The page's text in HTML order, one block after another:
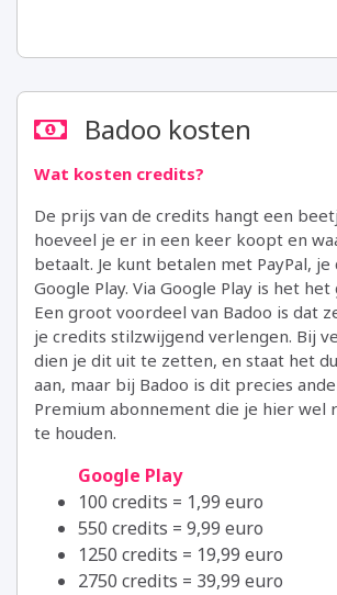
Badoo kosten
Wat kosten credits?
De prijs van de credits hangt een
hoeveel je er in een keer koopt en
betaalt. Je kunt betalen met PayPal,
Google Play. Via Google Play is het
Een groot voordeel van Badoo is dat
je credits stilzwijgend verlengen. Bij
dien je dit uit te zetten, en staat het
aan, maar bij Badoo is dit precies
Premium abonnement die je hier wel
te houden.
Google Play
100 credits = 1,99 euro
550 credits = 9,99 euro
1250 credits = 19,99 euro
2750 credits = 39,99 euro